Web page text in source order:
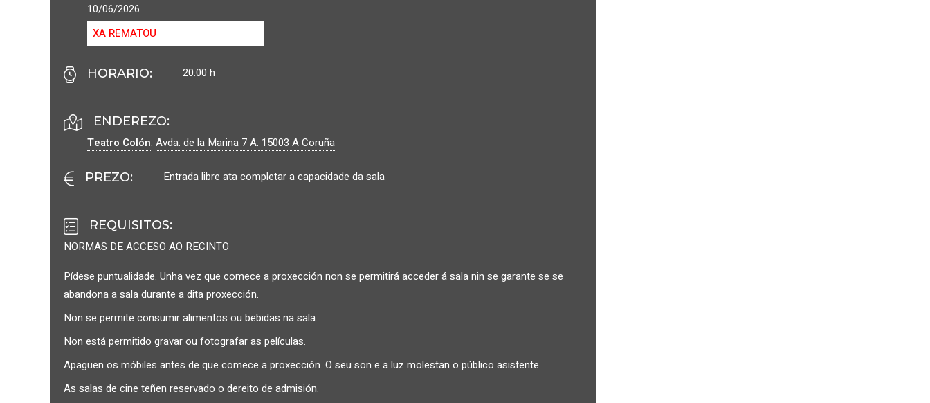
10/06/2026
XA REMATOU
HORARIO: 20.00 h
ENDEREZO:
Teatro Colón. Avda. de la Marina 7 A. 15003 A Coruña
PREZO: Entrada libre ata completar a capacidade da sala
REQUISITOS:
NORMAS DE ACCESO AO RECINTO
Pídese puntualidade. Unha vez que comece a proxección non se permitirá acceder á sala nin se garante se se
abandona a sala durante a dita proxección.
Non se permite consumir alimentos ou bebidas na sala.
Non está permitido gravar ou fotografar as películas.
Apaguen os móbiles antes de que comece a proxección. O seu son e a luz molestan o público asistente.
As salas de cine teñen reservado o dereito de admisión.